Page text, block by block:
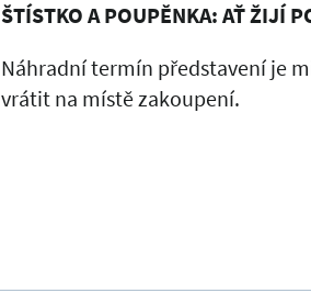
ŠTÍSTKO A POUPĚNKA: AŤ ŽIJÍ
Náhradní termín představení je
vrátit na místě zakoupení.